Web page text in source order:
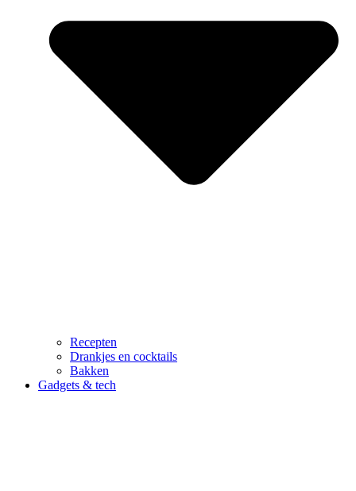
Recepten
Drankjes en cocktails
Bakken
Gadgets & tech